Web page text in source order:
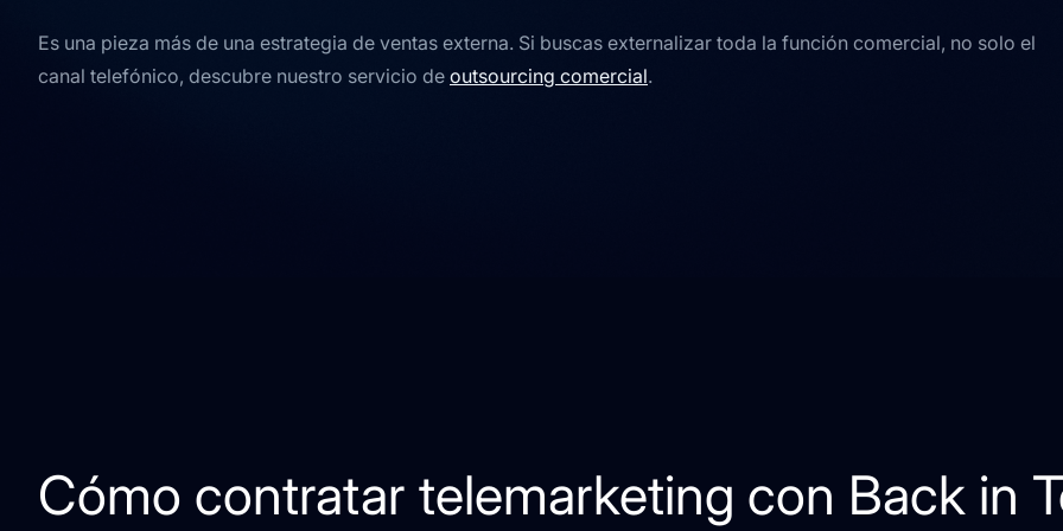
Es una pieza más de una estrategia de ventas externa. Si buscas externalizar toda la función comercial, no solo el
canal telefónico, descubre nuestro servicio de outsourcing comercial.
Cómo contratar telemarketing con Back in